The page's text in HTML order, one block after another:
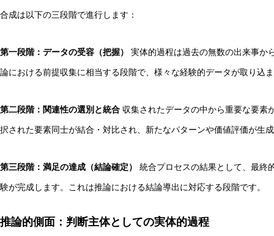
合成は以下の三段階で進行します：
第一段階：データの受容（把握） 実体的過程は過去の無数の出来事か
論における前提収集に相当する段階で、様々な経験的データが取り込
第二段階：関連性の選別と統合 収集されたデータの中から重要な要素
択された要素同士が結合・対比され、新たなパターンや価値評価が生
第三段階：満足の達成（結論確定） 統合プロセスの結果として、最終
験が完成します。これは推論における結論導出に対応する段階です。
推論的側面：判断主体としての実体的過程